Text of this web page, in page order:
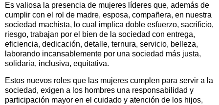
Es valiosa la presencia de mujeres líderes que, además de
cumplir con el rol de madre, esposa, compañera, en nuestra
sociedad machista, lo cual implica doble esfuerzo, sacrificio,
riesgo, trabajan por el bien de la sociedad con entrega,
eficiencia, dedicación, detalle, ternura, servicio, belleza,
laborando incansablemente por una sociedad más justa,
solidaria, inclusiva, equitativa.
Estos nuevos roles que las mujeres cumplen para servir a la
sociedad, exigen a los hombres una responsabilidad y
participación mayor en el cuidado y atención de los hijos,